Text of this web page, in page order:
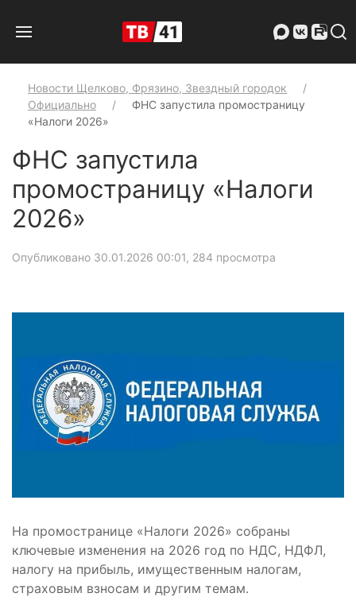
Новости Щелково, Фрязино, Звездный городок
Официально
ФНС запустила промостраницу
«Налоги 2026»
ФНС запустила
промостраницу «Налоги
2026»
Опубликовано 30.01.2026 00:01, 284 просмотра
На промостранице «Налоги 2026» собраны
ключевые изменения на 2026 год по НДС, НДФЛ,
налогу на прибыль, имущественным налогам,
страховым взносам и другим темам.